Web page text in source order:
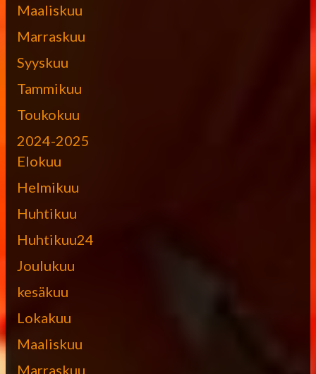
Maaliskuu
Marraskuu
Syyskuu
Tammikuu
Toukokuu
2024-2025
Elokuu
Helmikuu
Huhtikuu
Huhtikuu24
Joulukuu
kesäkuu
Lokakuu
Maaliskuu
Marraskuu